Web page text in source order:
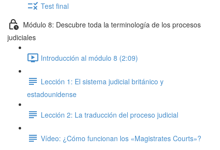
Test final
Módulo 8: Descubre toda la terminología de los procesos
judiciales
Introducción al módulo 8 (2:09)
Lección 1: El sistema judicial británico y
estadounidense
Lección 2: La traducción del proceso judicial
Vídeo: ¿Cómo funcionan los «Magistrates Courts»?